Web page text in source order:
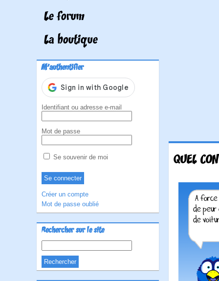
Le forum
La boutique
M'authentifier
Identifiant ou adresse e-mail
Mot de passe
Se souvenir de moi
Créer un compte
Mot de passe oublié
Rechercher sur le site
QUEL CON